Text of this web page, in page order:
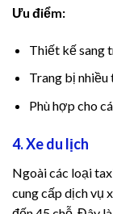
Ưu điểm:
Thiết kế sang
Trang bị nhiều
Phù hợp cho
4. Xe du lịch
Ngoài các loại
cung cấp dịch vụ